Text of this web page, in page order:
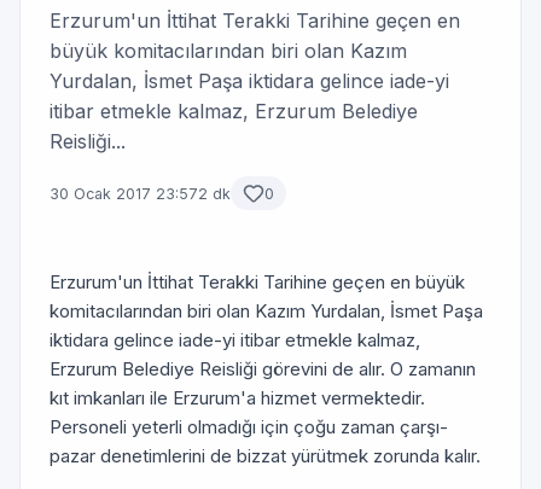
Erzurum'un İttihat Terakki Tarihine geçen en
büyük komitacılarından biri olan Kazım
Yurdalan, İsmet Paşa iktidara gelince iade-yi
itibar etmekle kalmaz, Erzurum Belediye
Reisliği...
30 Ocak 2017 23:572 dk 0
Erzurum'un İttihat Terakki Tarihine geçen en büyük
komitacılarından biri olan Kazım Yurdalan, İsmet Paşa
iktidara gelince iade-yi itibar etmekle kalmaz,
Erzurum Belediye Reisliği görevini de alır. O zamanın
kıt imkanları ile Erzurum'a hizmet vermektedir.
Personeli yeterli olmadığı için çoğu zaman çarşı-
pazar denetimlerini de bizzat yürütmek zorunda kalır.